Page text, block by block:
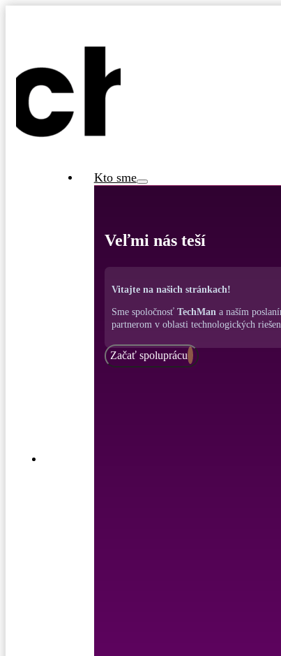
Kto sme
Veľmi nás teší
Vitajte na našich stránkach!
Sme spoločnosť TechMana naším
partnerom v oblasti technologických
Začať spoluprácu